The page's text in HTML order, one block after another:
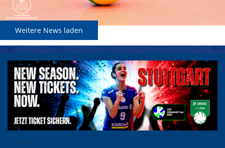
Weitere News laden